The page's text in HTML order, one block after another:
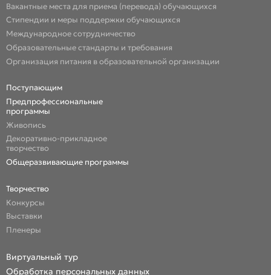
Вакантные места для приема (перевода) обучающихся
Стипендии и меры поддержки обучающихся
Международное сотрудничество
Образовательные стандарты и требования
Организация питания в образовательной организации
Поступающим
Предпрофессиональные
программы
Живопись
Декоративно-прикладное
творчество
Общеразвивающие программы
Творчество
Конкурсы
Выставки
Пленеры
Виртуальный тур
Обработка персональных данных